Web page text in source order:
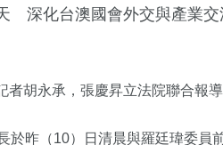
深化台澳國會外交與產業交
者胡永承，張慶昇立法院聯合報導
於昨（10）日清晨與羅廷瑋委員